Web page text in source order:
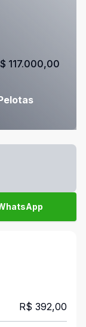
117.000,00
R$ 392,00